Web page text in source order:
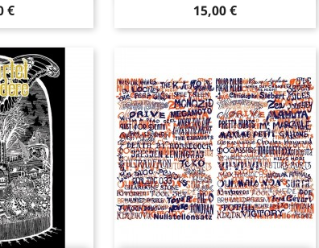
€ Prix
15,00 €